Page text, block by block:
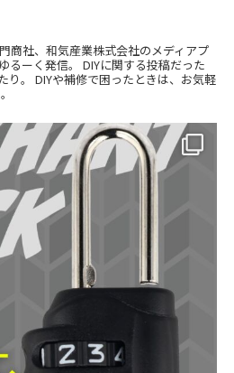
商社、和気産業株式会社のメディアプ
るーく発信。 DIYに関する投稿だった
り。 DIYや補修で困ったときは、お気軽
。